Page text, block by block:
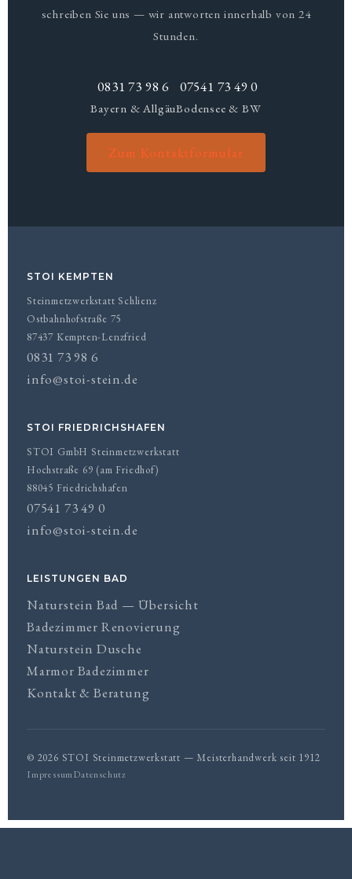
schreiben Sie uns — wir antworten innerhalb von 24
Stunden.
0831 73 98 6
Bayern & Allgäu
07541 73 49 0
Bodensee & BW
Zum Kontaktformular
STOI KEMPTEN
Steinmetzwerkstatt Schlienz
Ostbahnhofstraße 75
87437 Kempten-Lenzfried
0831 73 98 6
info@stoi-stein.de
STOI FRIEDRICHSHAFEN
STOI GmbH Steinmetzwerkstatt
Hochstraße 69 (am Friedhof)
88045 Friedrichshafen
07541 73 49 0
info@stoi-stein.de
LEISTUNGEN BAD
Naturstein Bad — Übersicht
Badezimmer Renovierung
Naturstein Dusche
Marmor Badezimmer
Kontakt & Beratung
© 2026 STOI Steinmetzwerkstatt — Meisterhandwerk seit 1912
ImpressumDatenschutz